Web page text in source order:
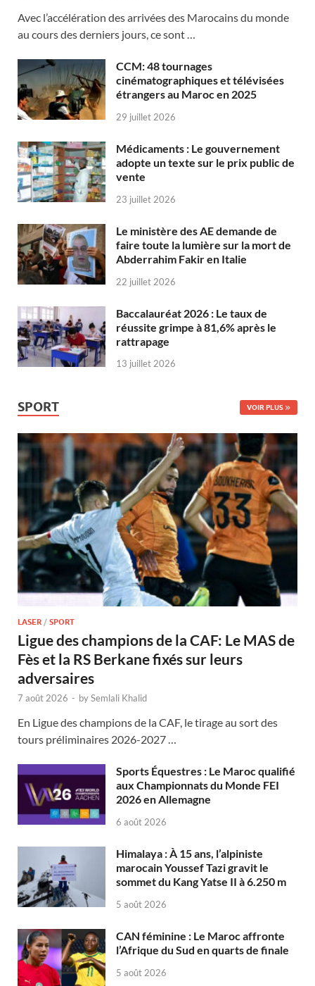
Avec l’accélération des arrivées des Marocains du monde
au cours des derniers jours, ce sont …
CCM: 48 tournages
cinématographiques et télévisées
étrangers au Maroc en 2025
29 juillet 2026
Médicaments : Le gouvernement
adopte un texte sur le prix public de
vente
23 juillet 2026
Le ministère des AE demande de
faire toute la lumière sur la mort de
Abderrahim Fakir en Italie
22 juillet 2026
Baccalauréat 2026 : Le taux de
réussite grimpe à 81,6% après le
rattrapage
13 juillet 2026
SPORT VOIR PLUS
LASER / SPORT
Ligue des champions de la CAF: Le MAS de
Fès et la RS Berkane fixés sur leurs
adversaires
7 août 2026 - bySemlali Khalid
En Ligue des champions de la CAF, le tirage au sort des
tours préliminaires 2026-2027 …
Sports Équestres : Le Maroc qualifié
aux Championnats du Monde FEI
2026 en Allemagne
6 août 2026
Himalaya : À 15 ans, l’alpiniste
marocain Youssef Tazi gravit le
sommet du Kang Yatse II à 6.250 m
5 août 2026
CAN féminine : Le Maroc affronte
l’Afrique du Sud en quarts de finale
5 août 2026